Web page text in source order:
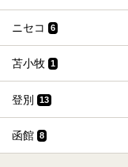
ニセコ 6
苫小牧 1
登別 13
函館 8